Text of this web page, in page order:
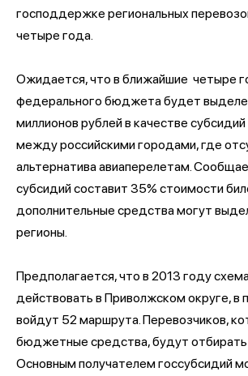
господдержке региональных
четыре года.
Ожидается, что в ближайшие четыре
федерального бюджета будет
миллионов рублей в качестве
между российскими городами, где
альтернатива авиаперелетам.
субсидий составит 35% стоимости
дополнительные средства могут
регионы.
Предполагается, что в 2013 году
действовать в Приволжском округе, в
войдут 52 маршрута. Перевозчиков,
бюджетные средства, будут отбирать
Основным получателем госсубсидий